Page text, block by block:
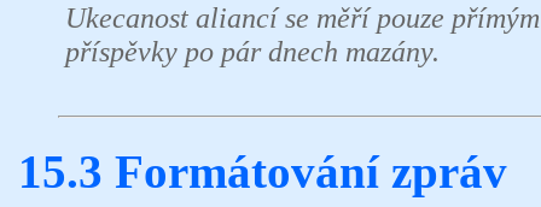
Ukecanost aliancí se měří pouze
příspěvky po pár dnech mazány.
15.3 Formátování zpráv